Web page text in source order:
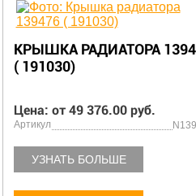
КРЫШКА РАДИАТОРА
( 191030)
Цена: от 49 376.00 руб.
Артикул
УЗНАТЬ БОЛЬШЕ